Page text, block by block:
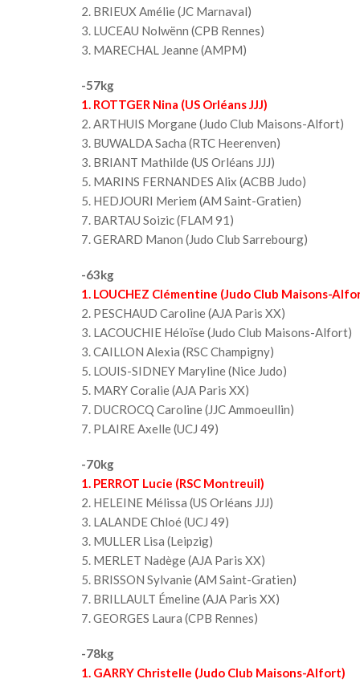
2. BRIEUX Amélie (JC Marnaval)
3. LUCEAU Nolwënn (CPB Rennes)
3. MARECHAL Jeanne (AMPM)
-57kg
1. ROTTGER Nina (US Orléans JJJ)
2. ARTHUIS Morgane (Judo Club Maisons-Alfort)
3. BUWALDA Sacha (RTC Heerenven)
3. BRIANT Mathilde (US Orléans JJJ)
5. MARINS FERNANDES Alix (ACBB Judo)
5. HEDJOURI Meriem (AM Saint-Gratien)
7. BARTAU Soizic (FLAM 91)
7. GERARD Manon (Judo Club Sarrebourg)
-63kg
1. LOUCHEZ Clémentine (Judo Club Maisons-
2. PESCHAUD Caroline (AJA Paris XX)
3. LACOUCHIE Héloïse (Judo Club Maisons-Alfort)
3. CAILLON Alexia (RSC Champigny)
5. LOUIS-SIDNEY Maryline (Nice Judo)
5. MARY Coralie (AJA Paris XX)
7. DUCROCQ Caroline (JJC Ammoeullin)
7. PLAIRE Axelle (UCJ 49)
-70kg
1. PERROT Lucie (RSC Montreuil)
2. HELEINE Mélissa (US Orléans JJJ)
3. LALANDE Chloé (UCJ 49)
3. MULLER Lisa (Leipzig)
5. MERLET Nadège (AJA Paris XX)
5. BRISSON Sylvanie (AM Saint-Gratien)
7. BRILLAULT Émeline (AJA Paris XX)
7. GEORGES Laura (CPB Rennes)
-78kg
1. GARRY Christelle (Judo Club Maisons-Alfort)